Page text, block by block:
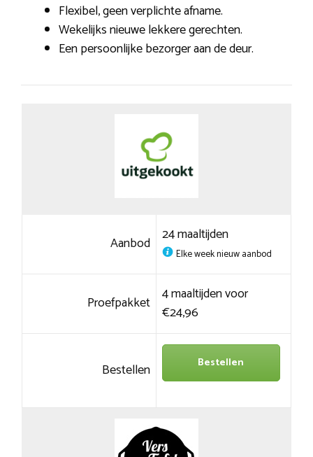
Flexibel, geen verplichte afname.
Wekelijks nieuwe lekkere gerechten.
Een persoonlijke bezorger aan de deur.
Aanbod 24 maaltijden
Elke week nieuw aanbod
Proefpakket 4 maaltijden voor
€24,96
Bestellen Bestellen